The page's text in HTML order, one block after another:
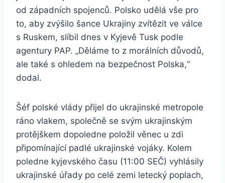
od západních spojenců. Polsko udělá vše pro
to, aby zvýšilo šance Ukrajiny zvítězit ve válce
s Ruskem, slíbil dnes v Kyjevě Tusk podle
agentury PAP. „Děláme to z morálních důvodů,
ale také s ohledem na bezpečnost Polska,“
dodal.
Šéf polské vlády přijel do ukrajinské metropole
ráno vlakem, společně se svým ukrajinským
protějškem dopoledne položil věnec u zdi
připomínající padlé ukrajinské vojáky. Kolem
poledne kyjevského času (11:00 SEČ) vyhlásily
ukrajinské úřady po celé zemi letecký poplach,